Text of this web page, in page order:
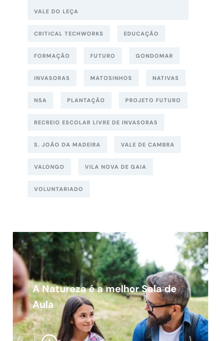
VALE DO LEÇA
CRITICAL TECHWORKS EDUCAÇÃO
FORMAÇÃO FUTURO GONDOMAR
INVASORAS MATOSINHOS NATIVAS
NSA PLANTAÇÃO PROJETO FUTURO
RECREIO ESCOLAR LIVRE DE INVASORAS
S. JOÃO DA MADEIRA VALE DE CAMBRA
VALONGO VILA NOVA DE GAIA
VOLUNTARIADO
A Natureza é a melhor Sala de
Aula